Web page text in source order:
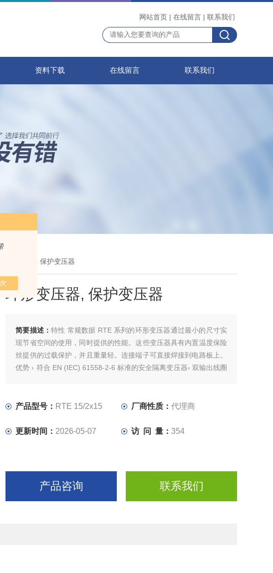
网站首页 | 在线留言 | 联系我们
资料下载 在线留言 联系我们
形变压器, 保护变压器
环形变压器, 保护变压器
简要描述：特性 常规数据 RTE 系列的环形变压器通过最小的尺寸实
现节省空间的使用，同时提供的性能。这些变压器具有内置温度保险
丝提供的过载保护，并且重量轻。连接端子可直接焊接到电路板上。
优势 › 符合 EN (IEC) 61558-2-6 标准的安全隔离变压器› 双输出线圈
产品型号： RTE 15/2x15 厂商性质：代理商
更新时间： 2026-05-07 访 问 量：354
产品咨询 联系我们